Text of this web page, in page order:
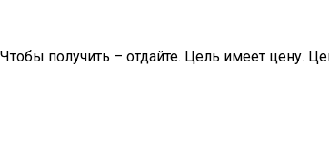
Чтобы получить – отдайте. Цель имеет цену.